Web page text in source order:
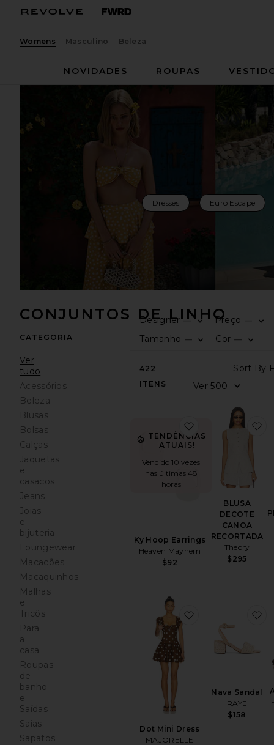
Womens Masculino Beleza
NOVIDADES
ROUPAS
Dresses Euro Escape
CONJUNTOS DE LINHO
CATEGORIA
Ver
tudo
Acessórios
Beleza
Blusas
Bolsas
Calças
Jaquetas
e
casacos
Jeans
Joias
e
bijuteria
Loungewear
Macacões
Macaquinhos
Malhas
e
Tricôs
Para
a
casa
Roupas
de
banho
e
Saídas
Saias
Sapatos
Designer—
Preço —
Tamanho —
Cor —
422
ITENS
TENDÊNCIAS
ATUAIS!
Vendido 10 vezes
nas últimas 48
horas
Ky Hoop Earrings
Heaven Mayhem
$92
favoritoKy Hoop
BLUSA
DECOTE
CANOA
RECORTADA
Theory
$295
Dot Mini Dress
MAJORELLE
favoritoDot Mini
Nava Sandal
RAYE
$158